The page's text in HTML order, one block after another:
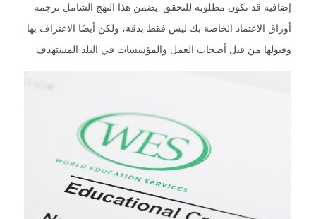
إضافية قد تكون مطلوبة للتحقق. يضمن هذا النهج الشامل ترجمة
أوراق الاعتماد الخاصة بك ليس فقط بدقة، ولكن أيضًا الاعتراف بها
وقبولها من قبل أصحاب العمل والمؤسسات في البلد المستهدف.